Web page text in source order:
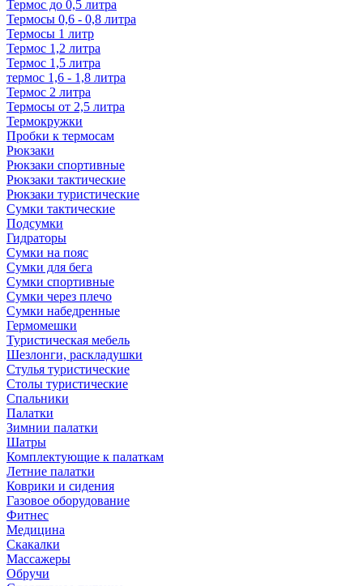
Термос до 0,5 литра
Термосы 0,6 - 0,8 литра
Термосы 1 литр
Термос 1,2 литра
Термос 1,5 литра
термос 1,6 - 1,8 литра
Термос 2 литра
Термосы от 2,5 литра
Термокружки
Пробки к термосам
Рюкзаки
Рюкзаки спортивные
Рюкзаки тактические
Рюкзаки туристические
Сумки тактические
Подсумки
Гидраторы
Сумки на пояс
Сумки для бега
Сумки спортивные
Сумки через плечо
Сумки набедренные
Гермомешки
Туристическая мебель
Шезлонги, раскладушки
Стулья туристические
Столы туристические
Спальники
Палатки
Зимнии палатки
Шатры
Комплектующие к палаткам
Летние палатки
Коврики и сидения
Газовое оборудование
Фитнес
Медицина
Скакалки
Массажеры
Обручи